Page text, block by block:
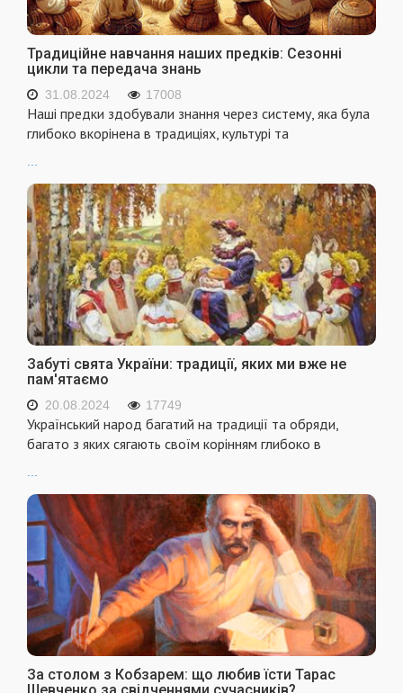
Традиційне навчання наших предків: Сезонні
цикли та передача знань
31.08.2024 17008
Наші предки здобували знання через систему, яка була
глибоко вкорінена в традиціях, культурі та
Забуті свята України: традиції, яких ми вже не
пам'ятаємо
20.08.2024 17749
Український народ багатий на традиції та обряди,
багато з яких сягають своїм корінням глибоко в
За столом з Кобзарем: що любив їсти Тарас